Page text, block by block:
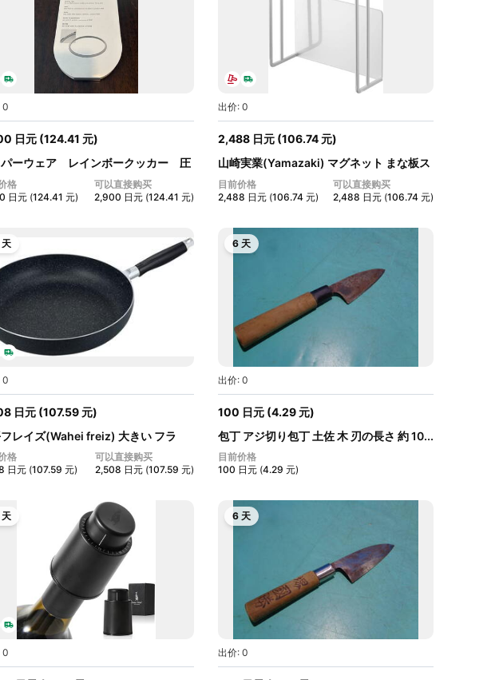
0
日元 (124.41 元)
パーウェア レインボークッカー 圧
格
日元 (124.41 元)
可以直接购买
2,900 日元 (124.41 元)
出价: 0
2,488 日元 (106.74 元)
山崎実業(Yamazaki) マグネット まな板ス
タ...
目前价格
2,488 日元 (106.74 元)
可以直接购买
2,488 日元 (106.74 元)
0
日元 (107.59 元)
レイズ(Wahei freiz) 大きい フラ
格
日元 (107.59 元)
可以直接购买
2,508 日元 (107.59 元)
6 天
出价: 0
100 日元 (4.29 元)
包丁 アジ切り包丁 土佐 木 刃の長さ 約 10...
目前价格
100 日元 (4.29 元)
0
6 天
出价: 0